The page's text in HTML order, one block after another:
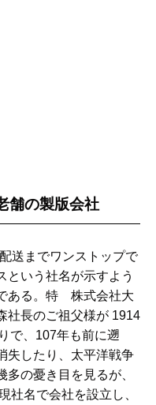
舗の製版会社
送までワンストップで
という社名が示すよう
ある。特 株式会社大
社長のご祖父様が 1914
で、107年も前に遡
失したり、太平洋戦争
の憂き目を見るが、
社名で会社を設立し、